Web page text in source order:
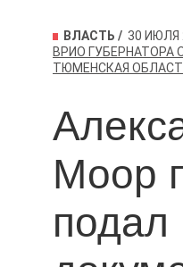
ВЛАСТЬ
30 ИЮЛЯ
ВРИО ГУБЕРНАТОРА
ТЮМЕНСКАЯ
Моор
подал